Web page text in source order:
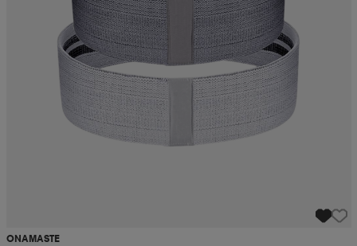
ONAMASTE